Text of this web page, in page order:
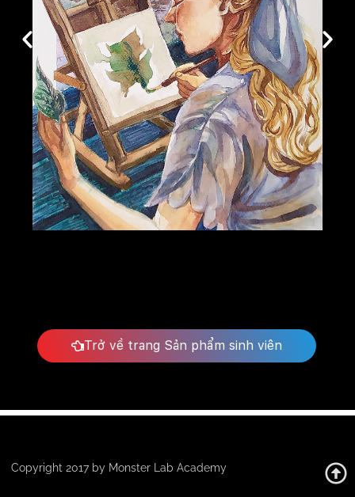
Trở về trang Sản phẩm sinh viên
Copyright 2017 by Monster Lab Academy